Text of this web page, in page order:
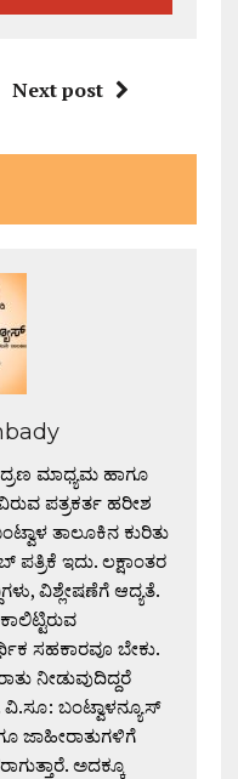
Next post
ಮಾಧ್ಯಮ ಹಾಗೂ
ಪತ್ರಕರ್ತ ಹರೀಶ
ತಾಲೂಕಿನ ಕುರಿತು
ಇದು. ಲಕ್ಷಾಂತರ
ವಿಶ್ಲೇಷಣೆಗೆ ಆದ್ಯತೆ.
ಸಹಕಾರವೂ ಬೇಕು.
ನೀಡುವುದಿದ್ದರೆ
ವಿ.ಸೂ: ಬಂಟ್ವಾಳನ್ಯೂಸ್
ಜಾಹೀರಾತುಗಳಿಗೆ
ಅದಕ್ಕೂ